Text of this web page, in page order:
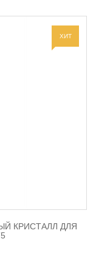
ХИТ
КРИСТАЛЛ ДЛЯ